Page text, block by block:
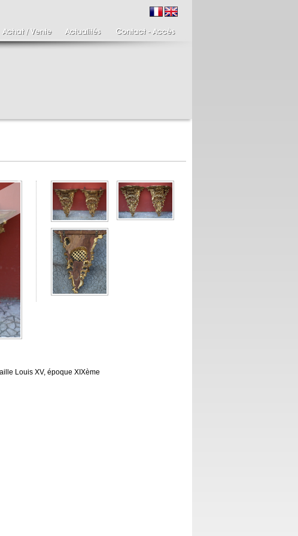
Paire de bougeoirs fin
XVIIIème
Paire de bougeoirs putti
tenant une torchère en
1 700 €
Louis XV, époque XIXème